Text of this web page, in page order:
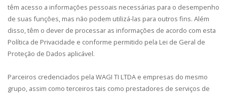
têm acesso a informações pessoais necessárias para o desempenho
de suas funções, mas não podem utilizá-las para outros fins. Além
disso, têm o dever de processar as informações de acordo com esta
Política de Privacidade e conforme permitido pela Lei de Geral de
Proteção de Dados aplicável.
Parceiros credenciados pela WAGI TI LTDA e empresas do mesmo
grupo, assim como terceiros tais como prestadores de serviços de